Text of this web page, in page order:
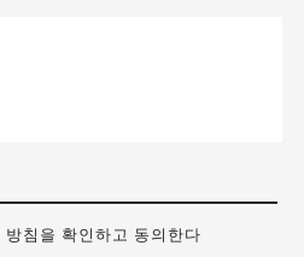
침을 확인하고 동의한다